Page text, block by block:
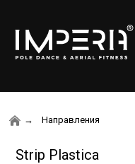
Направления
Strip Plastica